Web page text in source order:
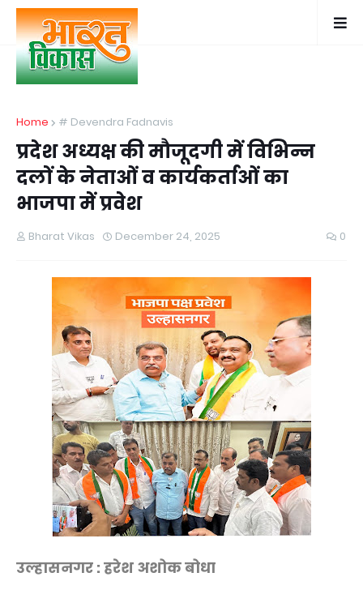
Home # Devendra Fadnavis
प्रदेश अध्यक्ष की मौजूदगी में विभिन्न
दलों के नेताओं व कार्यकर्ताओं का
भाजपा में प्रवेश
Bharat Vikas December 24, 2025 0
उल्हासनगर : हरेश अशोक बोधा